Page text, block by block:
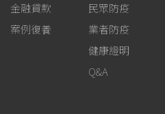
金融貸款
案例復養
民眾防疫
業者防疫
健康證明
Q&A